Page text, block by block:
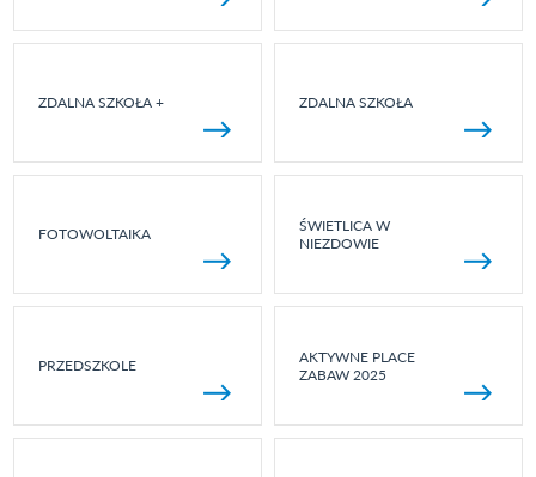
ZDALNA SZKOŁA + ZDALNA SZKOŁA
FOTOWOLTAIKA
ŚWIETLICA W
NIEZDOWIE
PRZEDSZKOLE
AKTYWNE PLACE
ZABAW 2025